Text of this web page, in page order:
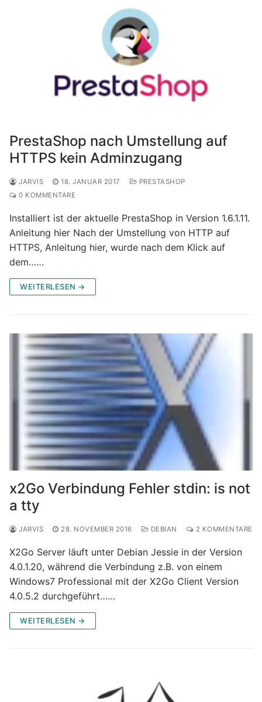
PrestaShop nach Umstellung auf
HTTPS kein Adminzugang
JARVIS 18. JANUAR 2017
PRESTASHOP
0 KOMMENTARE
Installiert ist der aktuelle PrestaShop in Version 1.6.1.11.
Anleitung hier Nach der Umstellung von HTTP auf
HTTPS, Anleitung hier, wurde nach dem Klick auf
dem……
WEITERLESEN →
x2Go Verbindung Fehler stdin: is not
a tty
JARVIS 28. NOVEMBER 2016 DEBIAN 2 KOMMENTARE
X2Go Server läuft unter Debian Jessie in der Version
4.0.1.20, während die Verbindung z.B. von einem
Windows7 Professional mit der X2Go Client Version
4.0.5.2 durchgeführt……
WEITERLESEN →